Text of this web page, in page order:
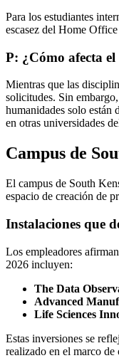
Para los estudiantes
escasez del Home
P: ¿Cómo afecta
Mientras que las
solicitudes. Sin
humanidades solo están
en otras universidades
Campus de
El campus de South
espacio de creación de
Instalaciones que
Los empleadores
2026 incluyen:
The Data
Advanced
Life Sciences
Estas inversiones se
realizado en el marco